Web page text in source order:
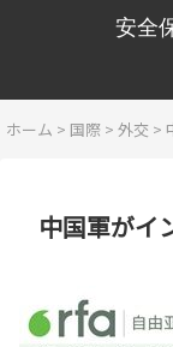
安全
ホーム > 国際 >外交 >
中国軍がイ